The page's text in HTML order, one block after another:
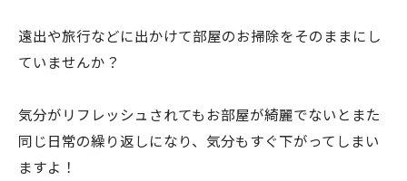
遠出や旅行などに出かけて部屋のお掃除をそのままにし
ていませんか？
気分がリフレッシュされてもお部屋が綺麗でないとまた
同じ日常の繰り返しになり、気分もすぐ下がってしまい
ますよ！